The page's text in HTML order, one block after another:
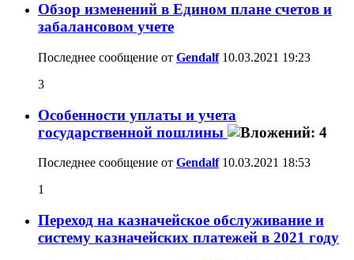
Обзор изменений в Едином плане счетов и
забалансовом учете
Последнее сообщение от Gendalf10.03.2021 19:23
3
Особенности уплаты и учета
государственной пошлины
Последнее сообщение от Gendalf10.03.2021 18:53
1
Переход на казначейское обслуживание и
систему казначейских платежей в 2021 году